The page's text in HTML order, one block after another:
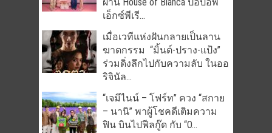
เอ็กซ์พีเรี...
เมื่อเวทีแห่งฝันกลายเป็นลาน
ฆาตกรรม “มิ้นต์-ปราง-แป้ง”
ร่วมดิ่งลึกไปกับความลับ ในออ
ริจินัล...
“เจมีไนน์ – โฟร์ท” ควง “สกาย
– นานิ” พาผู้โชคดีเติมความ
ฟิน บินไปฟีลกู๊ด กับ “O...